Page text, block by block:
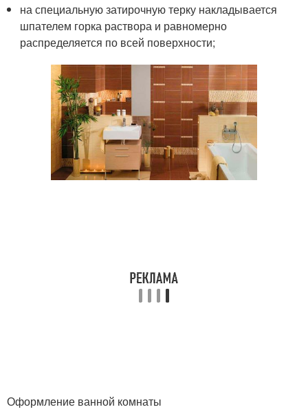
на специальную затирочную терку накладывается
шпателем горка раствора и равномерно
распределяется по всей поверхности;
Оформление ванной комнаты